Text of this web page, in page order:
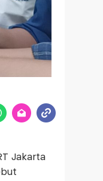
Jakarta